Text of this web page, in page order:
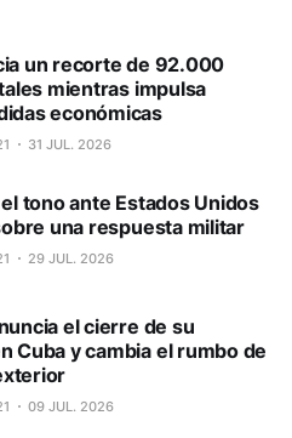
un recorte de 92.000
mientras impulsa
económicas
31 JUL. 2026
tono ante Estados Unidos
una respuesta militar
29 JUL. 2026
el cierre de su
Cuba y cambia el rumbo de
09 JUL. 2026